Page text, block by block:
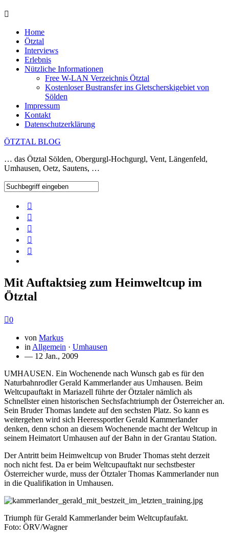
Home
Ötztal
Interviews
Erlebnis
Nützliche Informationen
Free W-LAN Verzeichnis Ötztal
Kostenloser Bustransfer ins Gletscherskigebiet von
Sölden
Impressum
Kontakt
Datenschutzerklärung
ÖTZTAL BLOG
… das Ötztal Sölden, Obergurgl-Hochgurgl, Vent, Längenfeld,
Umhausen, Oetz, Sautens, …
Mit Auftaktsieg zum Heimweltcup im
Ötztal
0
von Markus
in Allgemein · Umhausen
— 12 Jan., 2009
UMHAUSEN. Ein Wochenende nach Wunsch gab es für den
Naturbahnrodler Gerald Kammerlander aus Umhausen. Beim
Weltcupauftakt in Mariazell führte der Ötztaler nämlich als
Schnellster einen historischen Sechsfachtriumph der Österreicher an.
Sein Bruder Thomas landete auf den sechsten Platz. So kann es
weitergehen wird sich Heeressportler Gerald Kammerlander
denken, denn schon an diesem Wochenende macht der Weltcup in
seinem Heimatort Umhausen auf der Bahn in der Grantau Station.
Der Antritt beim Heimweltcup von Bruder Thomas steht derzeit
noch nicht fest. Da er beim Weltcupauftakt nur sechstbester
Österreicher wurde, muss der Ötztaler Thomas Kammerlander nun
in die Qualifikation in Umhausen.
Triumph für Gerald Kammerlander beim Weltcupfaufakt.
Foto: ÖRV/Wagner